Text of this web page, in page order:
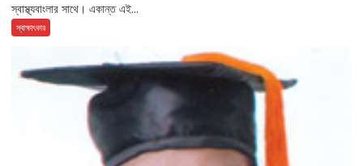
স্বাস্থ্যবাংলার সাথে। একান্ত এই...
স্বাক্ষাৎকার